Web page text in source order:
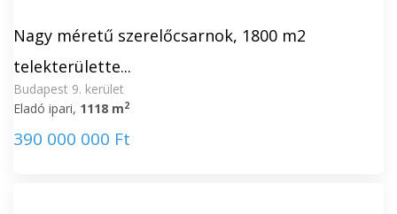
Nagy méretű szerelőcsarnok, 1800 m2
telekterülette...
Budapest 9. kerület
Eladó ipari, 1118 m2
390 000 000 Ft